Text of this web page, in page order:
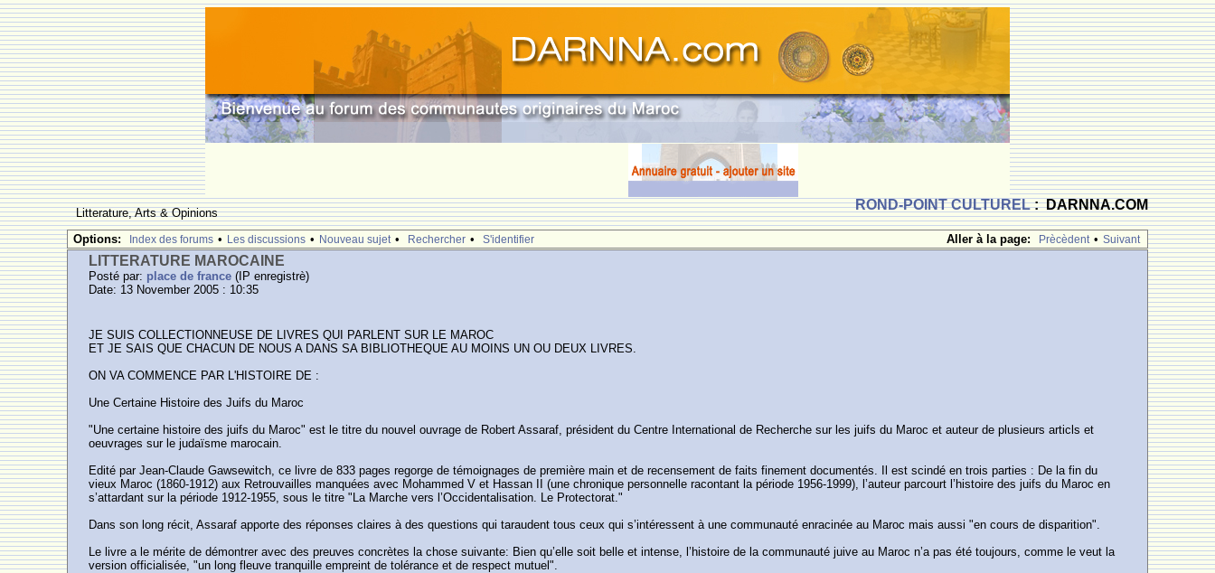
ROND-POINT CULTUREL: DARNNA.COM
Litterature, Arts & Opinions
Aller à la page:
Prècèdent • Suivant
Options: Index des forums • Les discussions • Nouveau sujet • Rechercher • S'identifier
LITTERATURE MAROCAINE
Posté par: place de france (IP enregistrè)
Date: 13 November 2005 : 10:35
JE SUIS COLLECTIONNEUSE DE LIVRES QUI PARLENT SUR LE MAROC
ET JE SAIS QUE CHACUN DE NOUS A DANS SA BIBLIOTHEQUE AU MOINS UN OU DEUX LIVRES.
ON VA COMMENCE PAR L'HISTOIRE DE :
Une Certaine Histoire des Juifs du Maroc
"Une certaine histoire des juifs du Maroc" est le titre du nouvel ouvrage de Robert Assaraf, président du Centre International de Recherche sur les juifs du Maroc et auteur de plusieurs articls et
oeuvrages sur le judaïsme marocain.
Edité par Jean-Claude Gawsewitch, ce livre de 833 pages regorge de témoignages de première main et de recensement de faits finement documentés. Il est scindé en trois parties : De la fin du
vieux Maroc (1860-1912) aux Retrouvailles manquées avec Mohammed V et Hassan II (une chronique personnelle racontant la période 1956-1999), l’auteur parcourt l’histoire des juifs du Maroc en
s’attardant sur la période 1912-1955, sous le titre "La Marche vers l’Occidentalisation. Le Protectorat."
Dans son long récit, Assaraf apporte des réponses claires à des questions qui taraudent tous ceux qui s’intéressent à une communauté enracinée au Maroc mais aussi "en cours de disparition".
Le livre a le mérite de démontrer avec des preuves concrètes la chose suivante: Bien qu’elle soit belle et intense, l’histoire de la communauté juive au Maroc n’a pas été toujours, comme le veut la
version officialisée, "un long fleuve tranquille empreint de tolérance et de respect mutuel".